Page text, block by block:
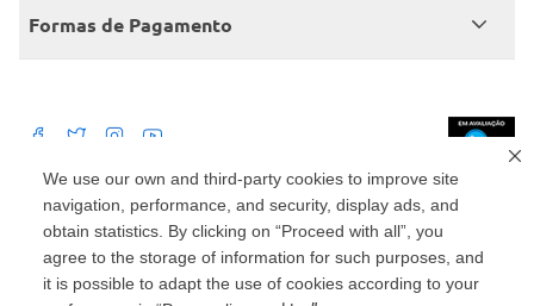
We use our own and third-party cookies to improve site
navigation, performance, and security, display ads, and
obtain statistics. By clicking on “Proceed with all”, you
agree to the storage of information for such purposes, and
it is possible to adapt the use of cookies according to your
Consumidor.gov
Produtos Carrefour
Políticas de entregas
Políticas de trocas e devoluções
Formas de Pagamento
Mercado: Carrefour Comércio e Indústrias Ltda Via de Acesso Norte, Km 38,
nº 420, Empresarial Gato Preto, Cajamar - SP | CEP 07789-100 | CNPJ:
45.543.915/0846-95
Drogaria: Carrefour Comercio e Industria Ltda: Avenida das Nações Unidas,
15187, Loja 104/105/106 Bloco A Setor 1 - Vila Gertrudes, São Paulo, SP |
CEP 04794-000 | CNPJ: 45.543.915/0736-50